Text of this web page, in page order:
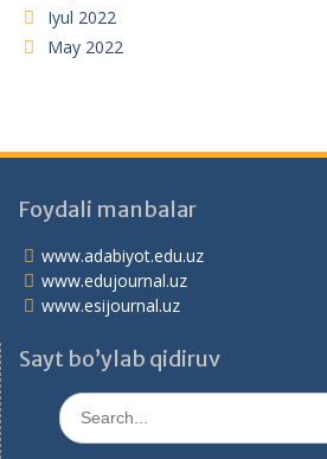
Iyul 2022
May 2022
Foydali manbalar
www.adabiyot.edu.uz
www.edujournal.uz
www.esijournal.uz
Sayt bo’ylab qidiruv
Search
for: